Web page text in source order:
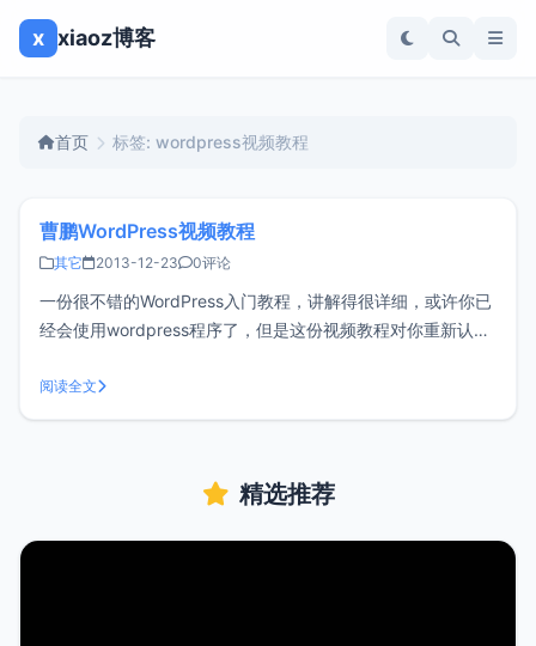
x xiaoz博客
首页 标签: wordpress视频教程
曹鹏WordPress视频教程
其它 2013-12-23 0评论
一份很不错的WordPress入门教程，讲解得很详细，或许你已
经会使用wordpress程序了，但是这份视频教程对你重新认识
因此这份教程你可以随意分享转载，但是禁止用于任何商业用
户，感谢他的分享。[caption id="att
阅读全文
精选推荐